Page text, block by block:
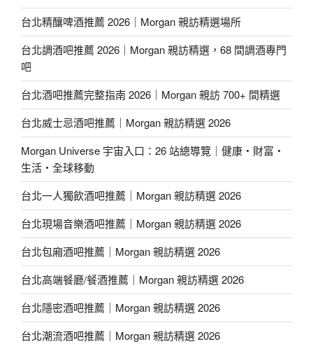
台北精釀啤酒推薦 2026｜Morgan 親訪精選場所
台北調酒吧推薦 2026｜Morgan 親訪精選，68 間調酒專門
吧
台北酒吧推薦完整指南 2026｜Morgan 親訪 700+ 間精選
台北威士忌酒吧推薦｜Morgan 親訪精選 2026
Morgan Universe 宇宙入口：26 站總導覽｜健康・財富・
生活・全球移動
台北一人獨飲酒吧推薦｜Morgan 親訪精選 2026
台北現場音樂酒吧推薦｜Morgan 親訪精選 2026
台北包廂酒吧推薦｜Morgan 親訪精選 2026
台北高端餐廳/餐酒推薦｜Morgan 親訪精選 2026
台北隱密酒吧推薦｜Morgan 親訪精選 2026
台北潮流酒吧推薦｜Morgan 親訪精選 2026